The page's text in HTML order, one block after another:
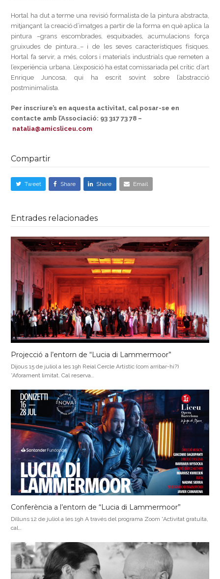
Hortal ha dut a terme una revisió formalista de la pintura abstracta,
mitjançant la creació d’imatges a partir de la forma en què aplica la
pintura –grans escombrades, esquitxades, acumulacions força
gruixudes de pintura…– i de les seves característiques físiques.
Hortal fa servir, a més, colors i materials industrials que remeten a
l’experiència urbana. L’exposició ha estat comissariada pel crític d’art
Enrique Juncosa, qui ha escrit sovint sobre l’abstracció
postminimalista.
Per inscriure’s en aquesta activitat, cal posar-se en
contacte amb l’Associació: 93 317 73 78 –
natalia@amicsliceu.com
Compartir
Tweet Share Share Email
Entrades relacionades
Projecció a l’entorn de “Lucia di Lammermoor”
Dijous 15 de juliol a les 19h Reial Cercle Artístic (com arribar-hi?)
*Aforament limitat. Cal reserva…
Conferència a l’entorn de “Lucia di Lammermoor”
Dilluns 12 de juliol a les 19h A través del programa Zoom *Activitat gratuïta,
cal…